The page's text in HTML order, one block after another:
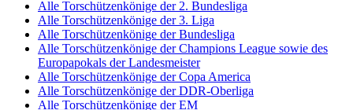
Alle Torschützenkönige der 2. Bundesliga
Alle Torschützenkönige der 3. Liga
Alle Torschützenkönige der Bundesliga
Alle Torschützenkönige der Champions League sowie des
Europapokals der Landesmeister
Alle Torschützenkönige der Copa America
Alle Torschützenkönige der DDR-Oberliga
Alle Torschützenkönige der EM